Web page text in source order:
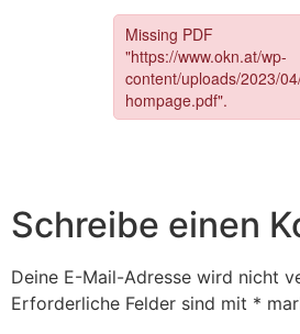
Schreibe einen
Deine E-Mail-Adresse wird nicht
Erforderliche Felder sind mit *